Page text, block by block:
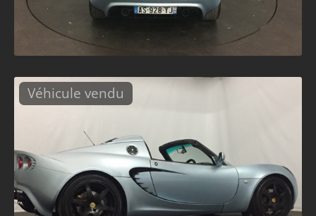
Véhicule vendu